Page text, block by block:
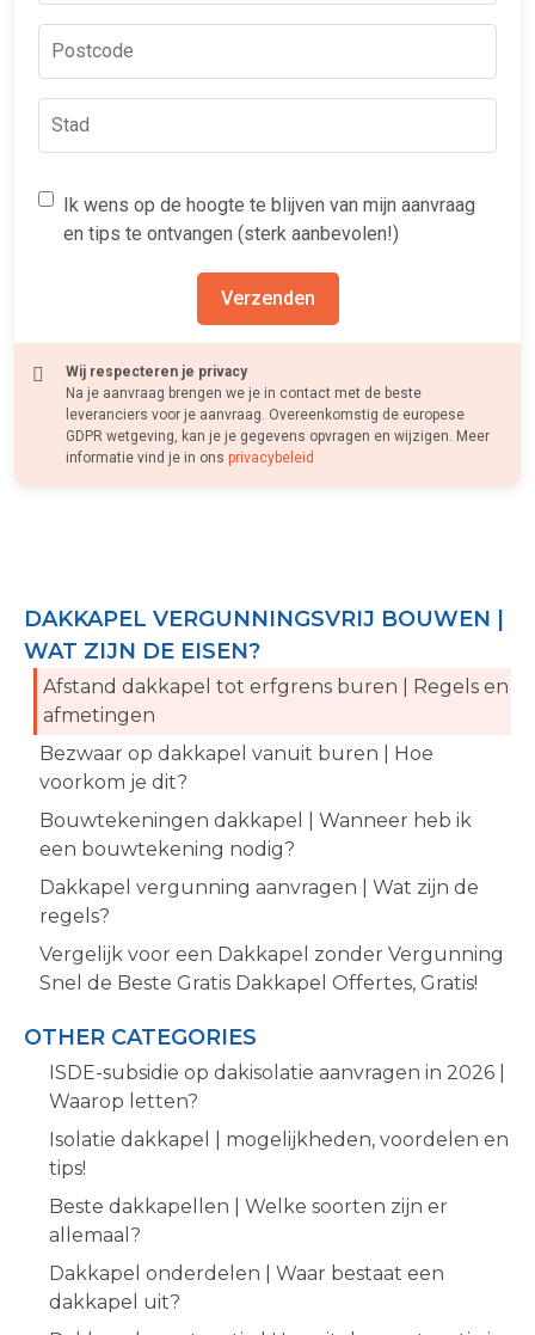
Ik wens op de hoogte te blijven van mijn aanvraag
en tips te ontvangen (sterk aanbevolen!)
Verzenden
Wij respecteren je privacy
Na je aanvraag brengen we je in contact met de beste
leveranciers voor je aanvraag. Overeenkomstig de europese
GDPR wetgeving, kan je je gegevens opvragen en wijzigen. Meer
informatie vind je in ons privacybeleid
DAKKAPEL VERGUNNINGSVRIJ BOUWEN |
WAT ZIJN DE EISEN?
Afstand dakkapel tot erfgrens buren | Regels en
afmetingen
Bezwaar op dakkapel vanuit buren | Hoe
voorkom je dit?
Bouwtekeningen dakkapel | Wanneer heb ik
een bouwtekening nodig?
Dakkapel vergunning aanvragen | Wat zijn de
regels?
Vergelijk voor een Dakkapel zonder Vergunning
Snel de Beste Gratis Dakkapel Offertes, Gratis!
OTHER CATEGORIES
ISDE-subsidie op dakisolatie aanvragen in 2026 |
Waarop letten?
Isolatie dakkapel | mogelijkheden, voordelen en
tips!
Beste dakkapellen | Welke soorten zijn er
allemaal?
Dakkapel onderdelen | Waar bestaat een
dakkapel uit?